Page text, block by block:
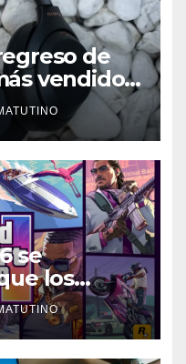
de
vendidos,
se
los
sentido,
una versión